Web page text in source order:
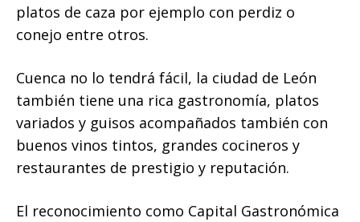
platos de caza por ejemplo con perdiz o
conejo entre otros.
Cuenca no lo tendrá fácil, la ciudad de León
también tiene una rica gastronomía, platos
variados y guisos acompañados también con
buenos vinos tintos, grandes cocineros y
restaurantes de prestigio y reputación.
El reconocimiento como Capital Gastronómica